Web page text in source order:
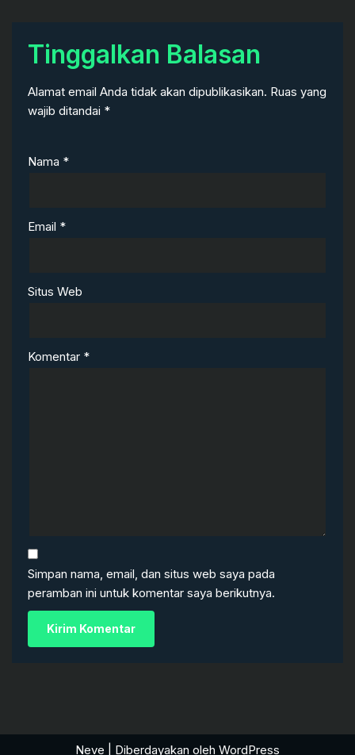
Tinggalkan Balasan
Alamat email Anda tidak akan dipublikasikan. Ruas yang
wajib ditandai *
Nama *
Email *
Situs Web
Komentar *
Simpan nama, email, dan situs web saya pada
peramban ini untuk komentar saya berikutnya.
Neve | Diberdayakan oleh WordPress